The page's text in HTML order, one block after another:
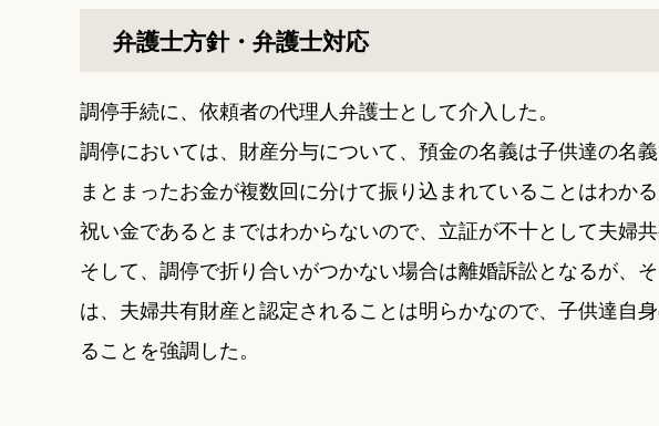
弁護士方針・弁護士対応
調停手続に、依頼者の代理人弁護士として介入した。
調停においては、財産分与について、預金の名義は子供達の名
まとまったお金が複数回に分けて振り込まれていることはわか
祝い金であるとまではわからないので、立証が不十として夫婦
そして、調停で折り合いがつかない場合は離婚訴訟となるが、
は、夫婦共有財産と認定されることは明らかなので、子供達自
ることを強調した。